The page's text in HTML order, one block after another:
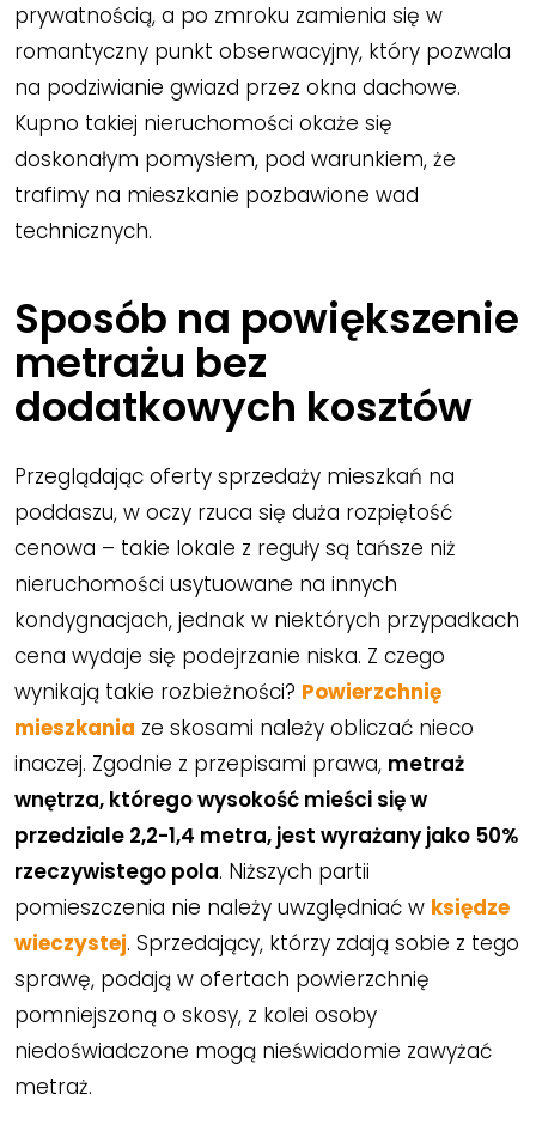
prywatnością, a po zmroku zamienia się w
romantyczny punkt obserwacyjny, który pozwala
na podziwianie gwiazd przez okna dachowe.
Kupno takiej nieruchomości okaże się
doskonałym pomysłem, pod warunkiem, że
trafimy na mieszkanie pozbawione wad
technicznych.
Sposób na powiększenie
metrażu bez
dodatkowych kosztów
Przeglądając oferty sprzedaży mieszkań na
poddaszu, w oczy rzuca się duża rozpiętość
cenowa – takie lokale z reguły są tańsze niż
nieruchomości usytuowane na innych
kondygnacjach, jednak w niektórych przypadkach
cena wydaje się podejrzanie niska. Z czego
wynikają takie rozbieżności? Powierzchnię
mieszkania ze skosami należy obliczać nieco
inaczej. Zgodnie z przepisami prawa, metraż
wnętrza, którego wysokość mieści się w
przedziale 2,2-1,4 metra, jest wyrażany jako 50%
rzeczywistego pola. Niższych partii
pomieszczenia nie należy uwzględniać w księdze
wieczystej. Sprzedający, którzy zdają sobie z tego
sprawę, podają w ofertach powierzchnię
pomniejszoną o skosy, z kolei osoby
niedoświadczone mogą nieświadomie zawyżać
metraż.